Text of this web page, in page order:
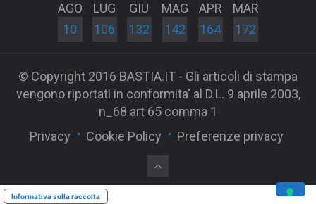
AGO
10
LUG
106
GIU
132
MAG
142
APR
164
MAR
172
© Copyright 2016 BASTIA.IT - Gli articoli di stampa
vengono riportati in conformita' al D.L. 9 aprile 2003,
n_68 art 65 comma 1
Privacy
Cookie Policy Preferenze privacy
Informativa sulla raccolta